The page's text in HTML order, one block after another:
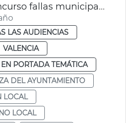
Convocatoria concurso fallas municipales València 2026
LAS AUDIENCIAS
VALENCIA
EN PORTADA TEMÁTICA
DEL AYUNTAMIENTO
LOCAL
LOCAL